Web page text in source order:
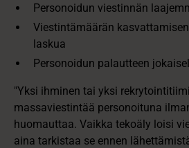
Personoidun viestinnän
Viestintämäärän
laskua
Personoidun palautteen
"Yksi ihminen tai yksi
massaviestintää personoituna
huomauttaa. Vaikka tekoäly loisi
aina tarkistaa se ennen